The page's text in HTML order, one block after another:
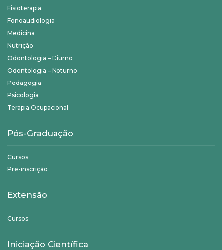
Fisioterapia
Fonoaudiologia
Medicina
Nutrição
Odontologia – Diurno
Odontologia – Noturno
Pedagogia
Psicologia
Terapia Ocupacional
Pós-Graduação
Cursos
Pré-inscrição
Extensão
Cursos
Iniciação Científica